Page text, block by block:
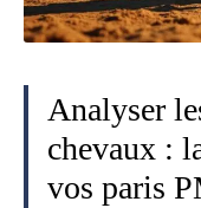
Analyser
chevaux :
vos paris